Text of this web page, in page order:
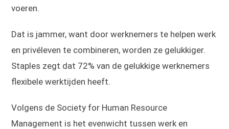
voeren.
Dat is jammer, want door werknemers te helpen werk
en privéleven te combineren, worden ze gelukkiger.
Staples zegt dat 72% van de gelukkige werknemers
flexibele werktijden heeft.
Volgens de Society for Human Resource
Management is het evenwicht tussen werk en